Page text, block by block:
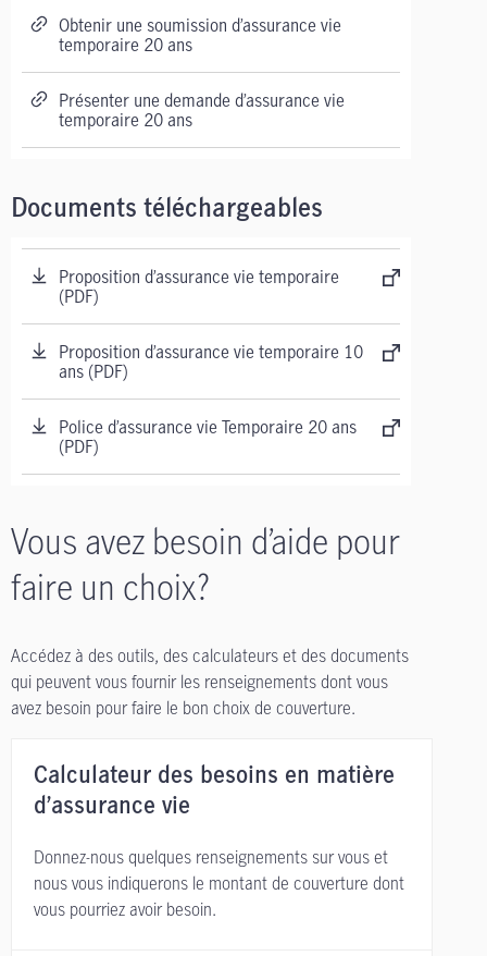
Obtenir une soumission d’assurance vie
temporaire 20 ans
Présenter une demande d’assurance vie
temporaire 20 ans
Documents téléchargeables
Proposition d’assurance vie temporaire
(PDF)
Proposition d’assurance vie temporaire 10
ans (PDF)
Police d’assurance vie Temporaire 20 ans
(PDF)
Vous avez besoin d’aide pour
faire un choix?
Accédez à des outils, des calculateurs et des documents
qui peuvent vous fournir les renseignements dont vous
avez besoin pour faire le bon choix de couverture.
Calculateur des besoins en matière
d’assurance vie
Donnez-nous quelques renseignements sur vous et
nous vous indiquerons le montant de couverture dont
vous pourriez avoir besoin.